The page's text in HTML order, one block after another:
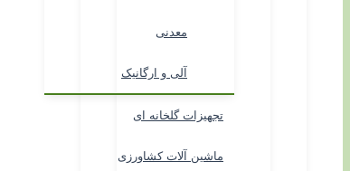
معدنی
آلی و ارگانیک
تجهیزات گلخانه ای
ماشین آلات کشاورزی